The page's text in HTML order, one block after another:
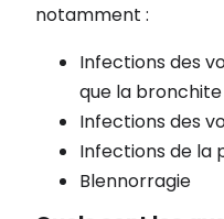
notamment :
Infections des
que la
Infections des
Infections de la
Blennorragie